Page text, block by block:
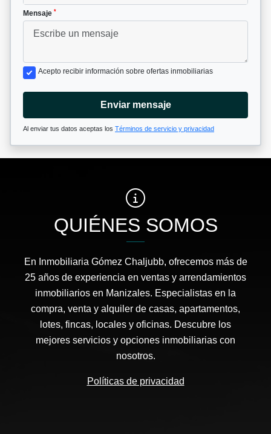
Mensaje *
Acepto recibir información sobre ofertas inmobiliarias
Enviar mensaje
Al enviar tus datos aceptas los Términos de servicio y privacidad
QUIÉNES SOMOS
En Inmobiliaria Gómez Chaljubb, ofrecemos más de
25 años de experiencia en ventas y arrendamientos
inmobiliarios en Manizales. Especialistas en la
compra, venta y alquiler de casas, apartamentos,
lotes, fincas, locales y oficinas. Descubre los
mejores servicios y opciones inmobiliarias con
nosotros.
Políticas de privacidad